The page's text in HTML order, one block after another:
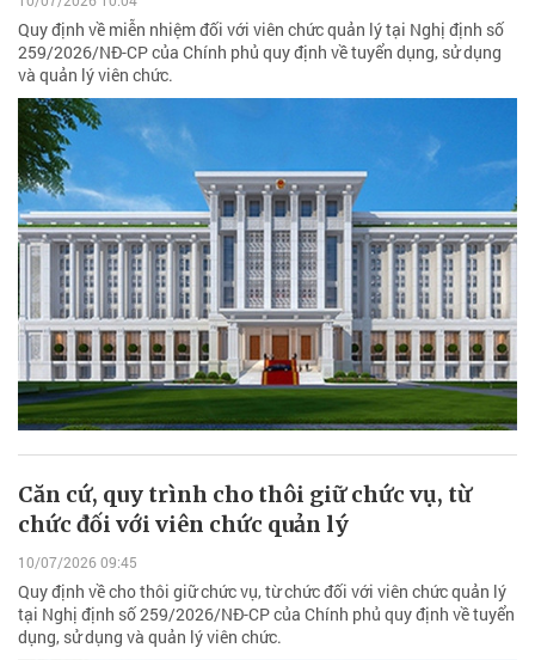
Quy định về miễn nhiệm đối với viên chức quản lý tại Nghị định số
259/2026/NĐ-CP của Chính phủ quy định về tuyển dụng, sử dụng
và quản lý viên chức.
Căn cứ, quy trình cho thôi giữ chức vụ, từ
chức đối với viên chức quản lý
10/07/2026 09:45
Quy định về cho thôi giữ chức vụ, từ chức đối với viên chức quản lý
tại Nghị định số 259/2026/NĐ-CP của Chính phủ quy định về tuyển
dụng, sử dụng và quản lý viên chức.